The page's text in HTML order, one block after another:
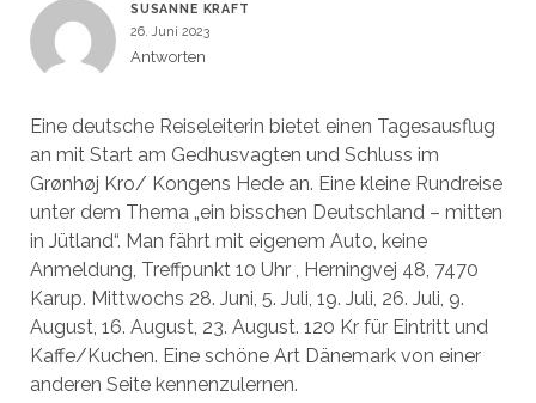
SUSANNE KRAFT
26. Juni 2023
Antworten
Eine deutsche Reiseleiterin bietet einen Tagesausflug
an mit Start am Gedhusvagten und Schluss im
Grønhøj Kro/ Kongens Hede an. Eine kleine Rundreise
unter dem Thema „ein bisschen Deutschland – mitten
in Jütland“. Man fährt mit eigenem Auto, keine
Anmeldung, Treffpunkt 10 Uhr , Herningvej 48, 7470
Karup. Mittwochs 28. Juni, 5. Juli, 19. Juli, 26. Juli, 9.
August, 16. August, 23. August. 120 Kr für Eintritt und
Kaffe/Kuchen. Eine schöne Art Dänemark von einer
anderen Seite kennenzulernen.